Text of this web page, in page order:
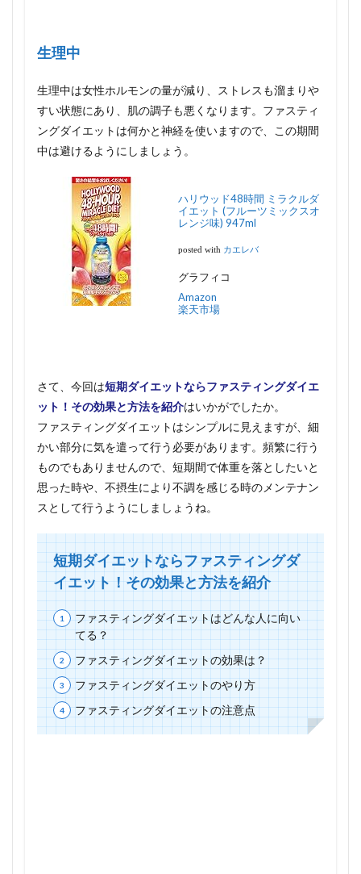
生理中
生理中は女性ホルモンの量が減り、ストレスも溜まりや
すい状態にあり、肌の調子も悪くなります。ファスティ
ングダイエットは何かと神経を使いますので、この期間
中は避けるようにしましょう。
ハリウッド48時間 ミラクルダ
イエット (フルーツミックスオ
レンジ味) 947ml
posted with カエレバ
グラフィコ
Amazon
楽天市場
さて、今回は短期ダイエットならファスティングダイエ
ット！その効果と方法を紹介はいかがでしたか。
ファスティングダイエットはシンプルに見えますが、細
かい部分に気を遣って行う必要があります。頻繁に行う
ものでもありませんので、短期間で体重を落としたいと
思った時や、不摂生により不調を感じる時のメンテナン
スとして行うようにしましょうね。
短期ダイエットならファスティングダ
イエット！その効果と方法を紹介
ファスティングダイエットはどんな人に向い
てる？
ファスティングダイエットの効果は？
ファスティングダイエットのやり方
ファスティングダイエットの注意点